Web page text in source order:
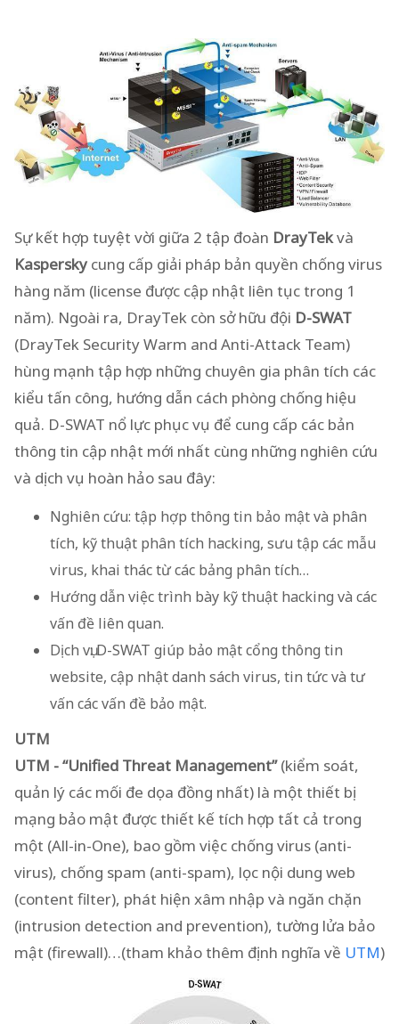
Sự kết hợp tuyệt vời giữa 2 tập đoàn DrayTekvà
Kaspersky cung cấp giải pháp bản quyền chống virus
hàng năm (license được cập nhật liên tục trong 1
năm). Ngoài ra, DrayTek còn sở hữu đội D-SWAT
(DrayTek Security Warm and Anti-Attack Team)
hùng mạnh tập hợp những chuyên gia phân tích các
kiểu tấn công, hướng dẫn cách phòng chống hiệu
quả. D-SWAT nổ lực phục vụ để cung cấp các bản
thông tin cập nhật mới nhất cùng những nghiên cứu
và dịch vụ hoàn hảo sau đây:
Nghiên cứu: tập hợp thông tin bảo mật và phân
tích, kỹ thuật phân tích hacking, sưu tập các mẫu
virus, khai thác từ các bảng phân tích…
Hướng dẫn việc trình bày kỹ thuật hacking và các
vấn đề liên quan.
Dịch vụ: D-SWAT giúp bảo mật cổng thông tin
website, cập nhật danh sách virus, tin tức và tư
vấn các vấn đề bảo mật.
UTM
UTM - “Unified Threat Management”(kiểm soát,
quản lý các mối đe dọa đồng nhất) là một thiết bị
mạng bảo mật được thiết kế tích hợp tất cả trong
một (All-in-One), bao gồm việc chống virus (anti-
virus), chống spam (anti-spam), lọc nội dung web
(content filter), phát hiện xâm nhập và ngăn chặn
(intrusion detection and prevention), tường lửa bảo
mật (firewall)…(tham khảo thêm định nghĩa về UTM)